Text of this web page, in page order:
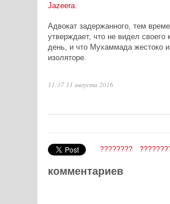
Jazeera.
Адвокат задержанного, тем
утверждает, что не видел своего
день, и что Мухаммада жестоко
изоляторе.
11:37 11 августа 2016
????????
комментариев